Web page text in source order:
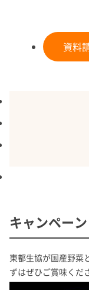
資料
キャンペーン
東都生協が国産野菜
ずはぜひご賞味くだ